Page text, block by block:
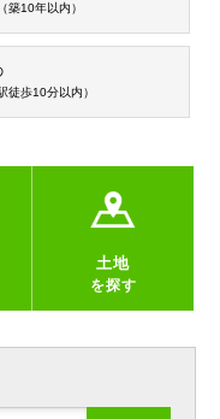
（築10年以内）
徒歩10分以内）
土地
を探す